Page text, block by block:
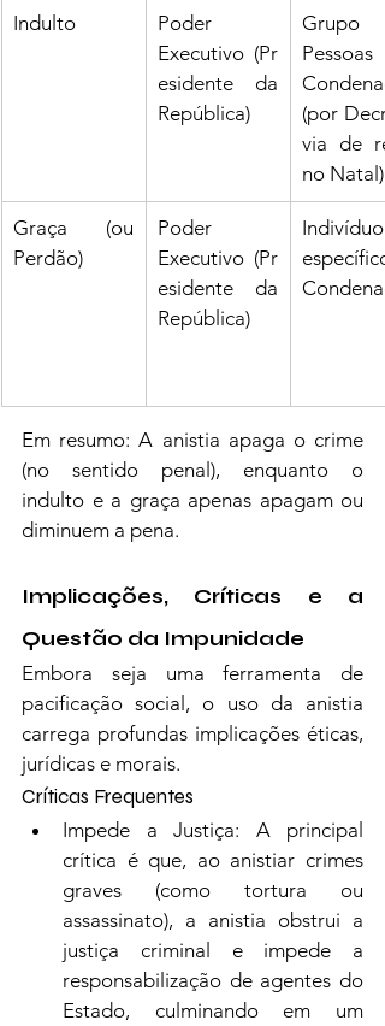
Indulto
Poder
Executivo (Pr
esidente da
República)
Grupo
Pessoas
(por
via de
no Natal)
Graça (ou
Perdão)
Poder
Executivo (Pr
esidente da
República)
Indivíduo
específico
Em resumo: A anistia apaga o crime
(no sentido penal), enquanto o
indulto e a graça apenas apagam ou
diminuem a pena.
Implicações, Críticas e a
Questão da Impunidade
Embora seja uma ferramenta de
pacificação social, o uso da anistia
carrega profundas implicações éticas,
jurídicas e morais.
Críticas Frequentes
Impede a Justiça: A principal
crítica é que, ao anistiar crimes
graves (como tortura ou
assassinato), a anistia obstrui a
justiça criminal e impede a
responsabilização de agentes do
Estado, culminando em um